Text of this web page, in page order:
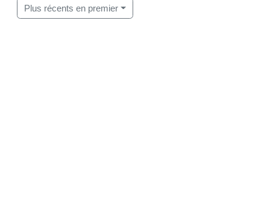
Plus récents en premier